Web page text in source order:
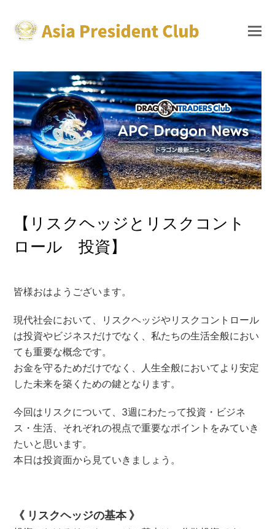
【リスクヘッジとリスクコント
ロール 投資】
皆様おはようございます。
現代社会において、リスクヘッジやリスクコントロール
は投資やビジネスだけでなく、私たちの生活全般におい
ても重要な概念です。
お金を守るためだけでなく、人生全般においてより安定
した未来を築くための鍵となります。
今回はリスクについて、3週にわたって投資・ビジネ
ス・生活、それぞれの視点で重要なポイントをみていき
たいと思います。
本日は投資面から見ていきましょう。
《 リスクヘッジの基本 》